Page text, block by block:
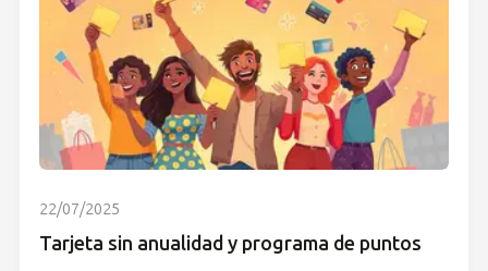
22/07/2025
Tarjeta sin anualidad y programa de puntos